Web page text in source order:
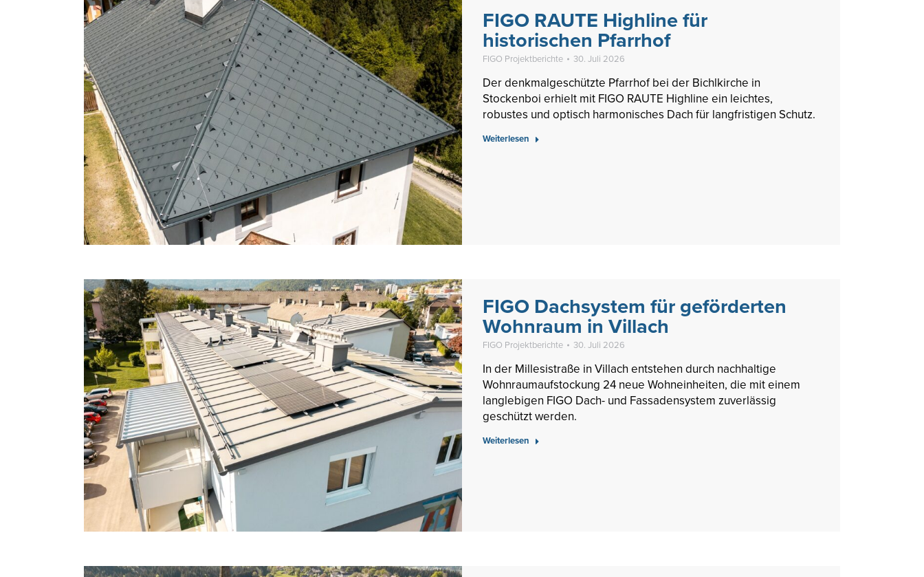
FIGO RAUTE Highline für
historischen Pfarrhof
FIGO Projektberichte 30. Juli 2026
Der denkmalgeschützte Pfarrhof bei der Bichlkirche in
Stockenboi erhielt mit FIGO RAUTE Highline ein leichtes,
robustes und optisch harmonisches Dach für langfristigen Schutz.
Weiterlesen
FIGO Dachsystem für geförderten
Wohnraum in Villach
FIGO Projektberichte 30. Juli 2026
In der Millesistraße in Villach entstehen durch nachhaltige
Wohnraumaufstockung 24 neue Wohneinheiten, die mit einem
langlebigen FIGO Dach- und Fassadensystem zuverlässig
geschützt werden.
Weiterlesen